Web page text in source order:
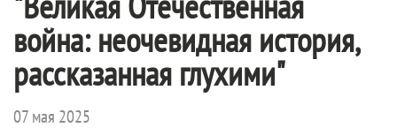
война: неочевидная история,
рассказанная глухими"
07 мая 2025